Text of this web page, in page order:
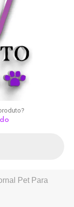
Pet Para